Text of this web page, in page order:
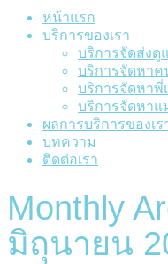
หน้าแรก
บริการของเรา
บริการจัดส่งดู
บริการจัดหา
บริการจัดหาพี่
บริการจัดหา
ผลการบริการของเร
บทความ
ติดต่อเรา
Monthly
มิถุนายน